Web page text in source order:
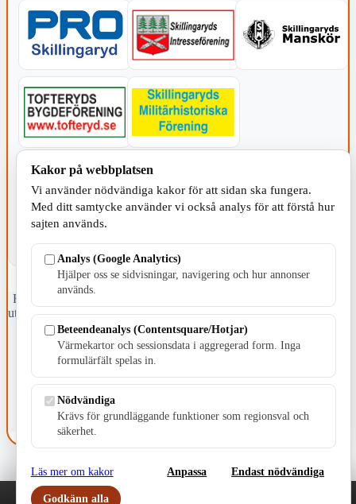
KOMMUNEN
Fristående webbtidningsföretag grundat 1991 som sedan 2002 ger
ut tidningen Skillingaryd.nu och 2010 lanserades Värnamo.nu. Från
april 2026 omfattar Skillingaryd.nu tre kommuner: Gnosjö,
Värnamo och Vaggeryds kommun.
Kontakta oss
E-post: redaktionen@skillingaryd.nu
Postadress: Gisslaköp 1, 568 92 Skillingaryd
Kakinställningar
Kakor på webbplatsen
Vi använder nödvändiga kakor för att sidan ska fungera.
Med ditt samtycke använder vi också analys för att förstå hur
sajten används.
Analys (Google Analytics)
Hjälper oss se sidvisningar, navigering och hur annonser
används.
Beteendeanalys (Contentsquare/Hotjar)
Värmekartor och sessionsdata i aggregerad form. Inga
formulärfält spelas in.
Nödvändiga
Krävs för grundläggande funktioner som regionsval och
säkerhet.
Läs mer om kakor Anpassa Endast nödvändiga
Godkänn alla